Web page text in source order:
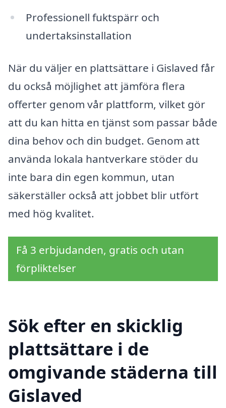
Professionell fuktspärr och
undertaksinstallation
När du väljer en plattsättare i Gislaved får
du också möjlighet att jämföra flera
offerter genom vår plattform, vilket gör
att du kan hitta en tjänst som passar både
dina behov och din budget. Genom att
använda lokala hantverkare stöder du
inte bara din egen kommun, utan
säkerställer också att jobbet blir utfört
med hög kvalitet.
Få 3 erbjudanden, gratis och utan
förpliktelser
Sök efter en skicklig
plattsättare i de
omgivande städerna till
Gislaved